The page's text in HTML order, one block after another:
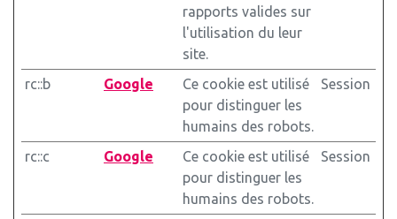
rapports valides sur
l'utilisation du leur
site.
rc::b Google
Ce cookie est utilisé
pour distinguer les
humains des robots.
Session
rc::c Google
Ce cookie est utilisé
pour distinguer les
humains des robots.
Session